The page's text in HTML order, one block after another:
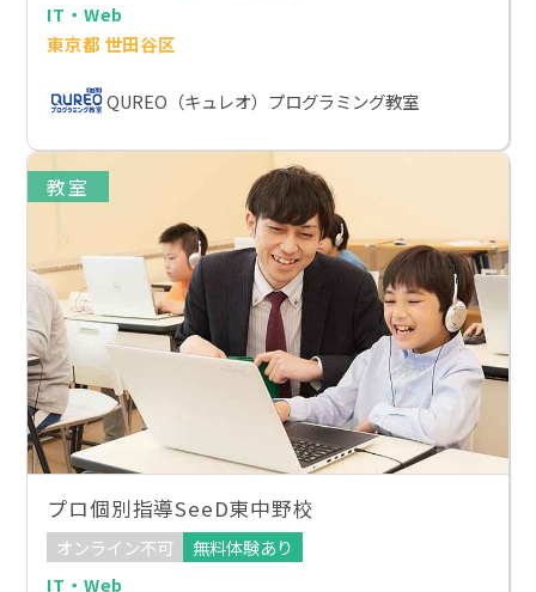
IT・Web
東京都 世田谷区
QUREO（キュレオ）プログラミング教室
教室
プロ個別指導SeeD東中野校
オンライン不可
無料体験あり
IT・Web